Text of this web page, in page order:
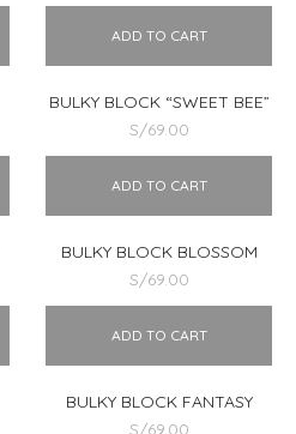
ADD TO CART
BULKY BLOCK “SWEET BEE”
S/69.00
ADD TO CART
BULKY BLOCK BLOSSOM
S/69.00
ADD TO CART
BULKY BLOCK FANTASY